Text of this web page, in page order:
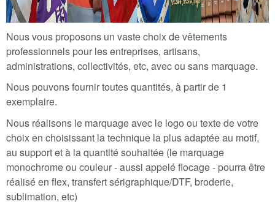
Nous vous proposons un vaste choix de vêtements
professionnels pour les entreprises, artisans,
administrations, collectivités, etc, avec ou sans marquage.
Nous pouvons fournir toutes quantités, à partir de 1
exemplaire.
Nous réalisons le marquage avec le logo ou texte de votre
choix en choisissant la technique la plus adaptée au motif,
au support et à la quantité souhaitée (le marquage
monochrome ou couleur - aussi appelé flocage - pourra être
réalisé en flex, transfert sérigraphique/DTF, broderie,
sublimation, etc)